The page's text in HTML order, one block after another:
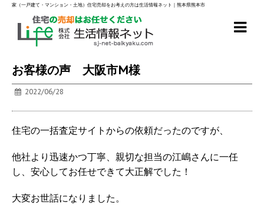
家（一戸建て・マンション・土地）住宅売却をお考えの方は生活情報ネット｜熊本県熊本市
お客様の声 大阪市M様
2022/06/28
住宅の一括査定サイトからの依頼だったのですが、
他社より迅速かつ丁寧、親切な担当の江嶋さんに一任
し、安心してお任せできて大正解でした！
大変お世話になりました。